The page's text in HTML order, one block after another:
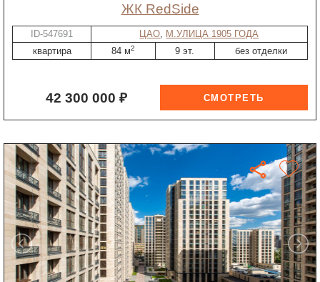
ЖК RedSide
ID-547691 ЦАО, М.УЛИЦА 1905 ГОДА
квартира
84 м2 9 эт. без отделки
42 300 000 ₽